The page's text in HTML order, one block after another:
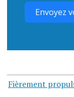
Envoyez
Fièrement